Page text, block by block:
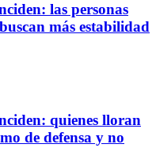
las personas
más estabilidad
quienes lloran
de defensa y no